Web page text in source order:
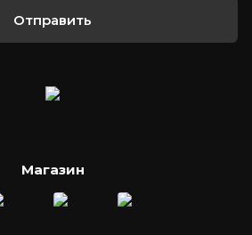
Отправить
Магазин